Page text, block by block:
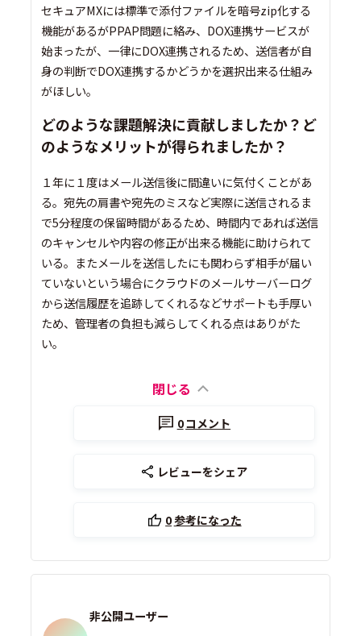
セキュアMXには標準で添付ファイルを暗号zip化する
機能があるがPPAP問題に絡み、DOX連携サービスが
始まったが、一律にDOX連携されるため、送信者が自
身の判断でDOX連携するかどうかを選択出来る仕組み
がほしい。
どのような課題解決に貢献しましたか？ど
のようなメリットが得られましたか？
１年に１度はメール送信後に間違いに気付くことがあ
る。宛先の肩書や宛先のミスなど実際に送信されるま
で5分程度の保留時間があるため、時間内であれば送信
のキャンセルや内容の修正が出来る機能に助けられて
いる。またメールを送信したにも関わらず相手が届い
ていないという場合にクラウドのメールサーバーログ
から送信履歴を追跡してくれるなどサポートも手厚い
ため、管理者の負担も減らしてくれる点はありがた
い。
閉じる
0コメント
レビューをシェア
0参考になった
非公開ユーザー